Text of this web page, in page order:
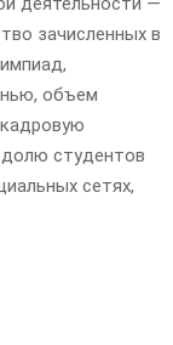
зачисленных в
объем
студентов
сетях,